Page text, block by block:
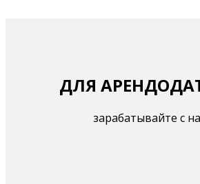
ДЛЯ
зарабатывайте с